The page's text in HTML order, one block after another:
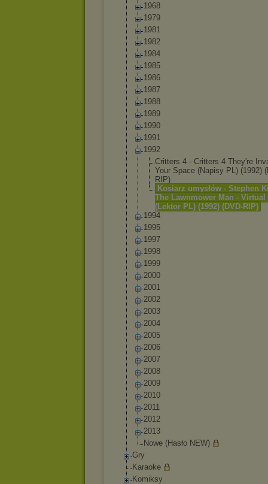
1968
1979
1981
1982
1984
1985
1986
1987
1988
1989
1990
1991
1992
Critters 4 - Critters 4 They're
Your Space (Napisy PL) (1992)
RIP)
Kosiarz umysłów - Stephen
The Lawnmower Man - Virtual
(Lektor PL) (1992) (DVD-RIP)
1994
1995
1997
1998
1999
2000
2001
2002
2003
2004
2005
2006
2007
2008
2009
2010
2011
2012
2013
Nowe (Hasło NEW)
Gry
Karaoke
Komiksy